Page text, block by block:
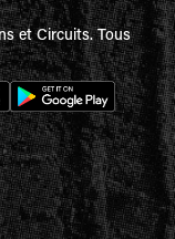
et Circuits. Tous